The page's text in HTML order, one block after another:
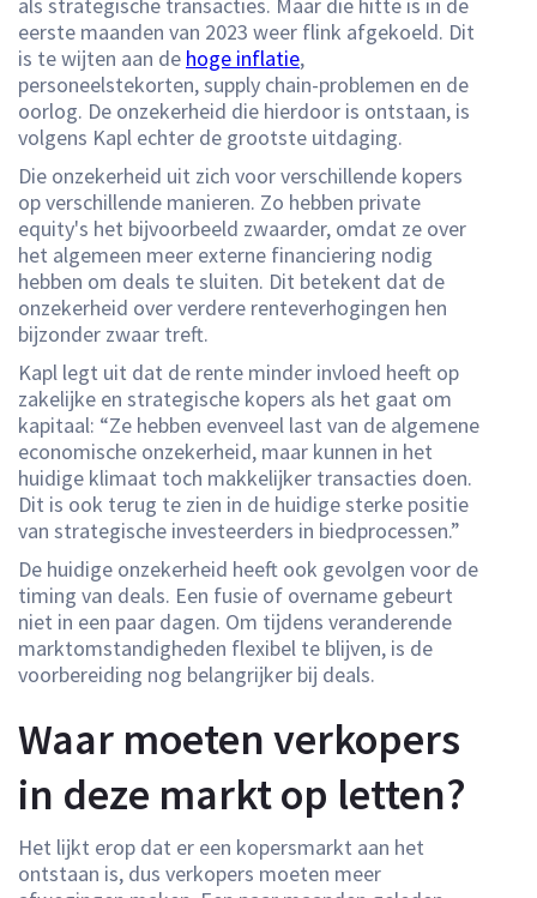
eerste maanden van 2023 weer flink afgekoeld. Dit
is te wijten aan de hoge inflatie,
personeelstekorten, supply chain-problemen en de
oorlog. De onzekerheid die hierdoor is ontstaan, is
volgens Kapl echter de grootste uitdaging.
Die onzekerheid uit zich voor verschillende kopers
op verschillende manieren. Zo hebben private
equity's het bijvoorbeeld zwaarder, omdat ze over
het algemeen meer externe financiering nodig
hebben om deals te sluiten. Dit betekent dat de
onzekerheid over verdere renteverhogingen hen
bijzonder zwaar treft.
Kapl legt uit dat de rente minder invloed heeft op
zakelijke en strategische kopers als het gaat om
kapitaal: “Ze hebben evenveel last van de algemene
economische onzekerheid, maar kunnen in het
huidige klimaat toch makkelijker transacties doen.
Dit is ook terug te zien in de huidige sterke positie
van strategische investeerders in biedprocessen.”
De huidige onzekerheid heeft ook gevolgen voor de
timing van deals. Een fusie of overname gebeurt
niet in een paar dagen. Om tijdens veranderende
marktomstandigheden flexibel te blijven, is de
voorbereiding nog belangrijker bij deals.
Waar moeten verkopers
in deze markt op letten?
Het lijkt erop dat er een kopersmarkt aan het
ontstaan is, dus verkopers moeten meer